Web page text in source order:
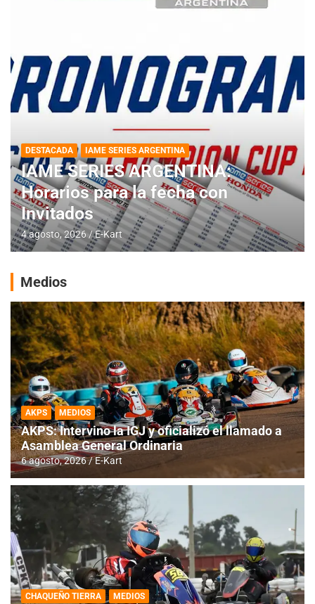
DESTACADA IAME SERIES ARGENTINA
IAME SERIES ARGENTINA:
Horarios para la fecha con
Invitados
4 agosto, 2026 E-Kart
Medios
AKPS MEDIOS
AKPS: Intervino la IGJ y oficializó el llamado a
Asamblea General Ordinaria
6 agosto, 2026 E-Kart
CHAQUEÑO TIERRA MEDIOS